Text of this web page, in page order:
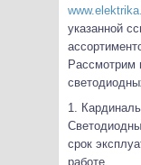
указанной
Рассмотрим
1.
срок
работе.